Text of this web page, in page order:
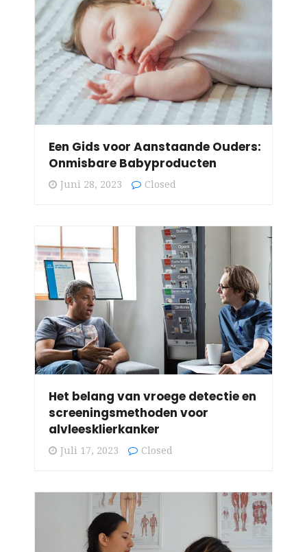
Een Gids voor Aanstaande Ouders:
Onmisbare Babyproducten
Juni 28, 2023 Closed
Het belang van vroege detectie en
screeningsmethoden voor
alvleesklierkanker
Juli 17, 2023 Closed